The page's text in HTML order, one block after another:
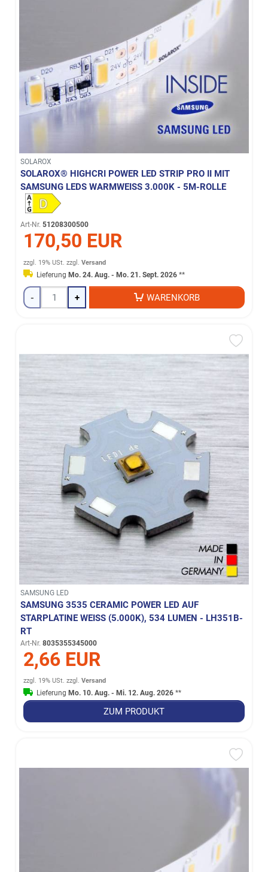
SOLAROX
SOLAROX® HIGHCRI POWER LED STRIP PRO II MIT
SAMSUNG LEDS WARMWEISS 3.000K - 5M-ROLLE
Art-Nr. 51208300500
170,50 EUR
zzgl. 19% USt. zzgl.Versand
LieferungMo. 24. Aug. - Mo. 21. Sept. 2026 **
- + WARENKORB
SAMSUNG LED
SAMSUNG 3535 CERAMIC POWER LED AUF
STARPLATINE WEISS (5.000K), 534 LUMEN - LH351B-R
T
Art-Nr. 8035355345000
2,66 EUR
zzgl. 19% USt. zzgl.Versand
Lieferung Mo. 10. Aug. - Mi. 12. Aug. 2026 **
ZUM PRODUKT